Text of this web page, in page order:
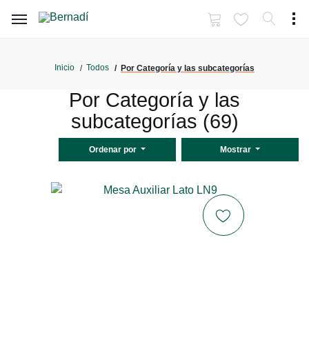
Inicio Todos Por Categoría y las subcategorías
Por Categoría y las
subcategorías (69)
Ordenar por Mostrar